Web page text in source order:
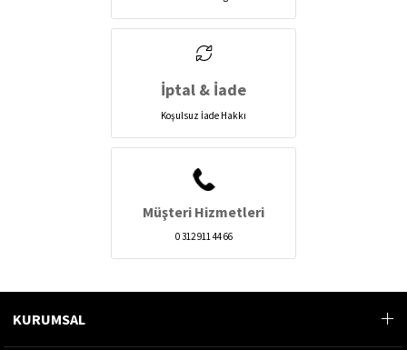
İptal & İade
Koşulsuz İade Hakkı
Müşteri Hizmetleri
0 312 911 44 66
KURUMSAL